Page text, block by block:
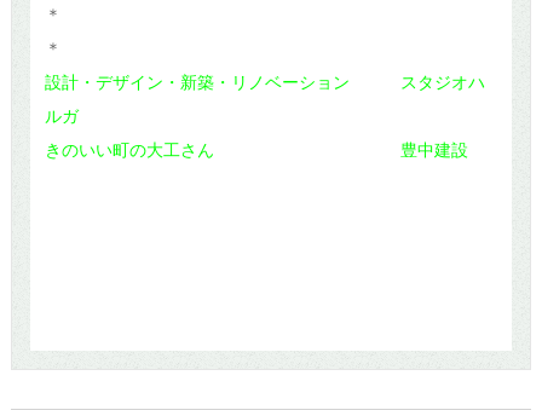
＊
＊
設計・デザイン・新築・リノベーション スタジオハ
ルガ
きのいい町の大工さん 豊中建設